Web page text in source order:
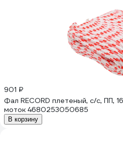
901 ₽
Фал RECORD плетеный, с/с, ПП,
моток 4680253050685
В корзину